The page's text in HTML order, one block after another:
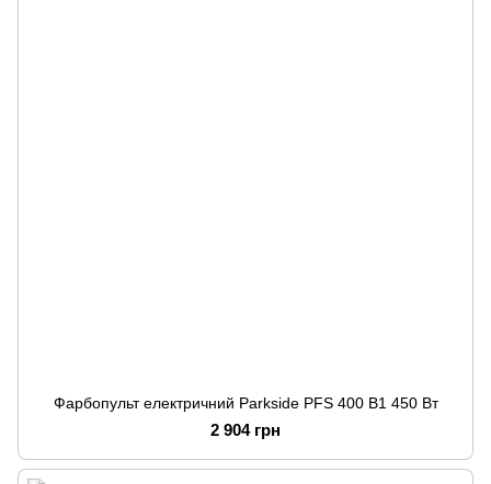
Фарбопульт електричний Parkside PFS 400 B1 450 Вт
2 904 грн